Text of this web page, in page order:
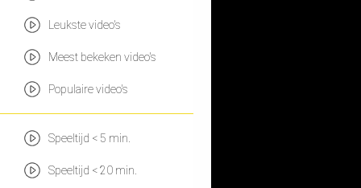
Leukste video's
Meest bekeken video's
Populaire video's
Speeltijd < 5 min.
Speeltijd < 20 min.